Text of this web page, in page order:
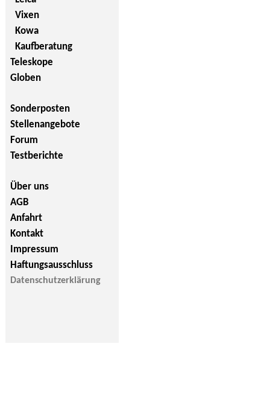
Vixen
Kowa
Kaufberatung
Teleskope
Globen
Sonderposten
Stellenangebote
Forum
Testberichte
Über uns
AGB
Anfahrt
Kontakt
Impressum
Haftungsausschluss
Datenschutzerklärung